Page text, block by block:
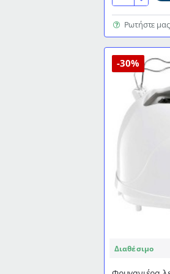
2
θέσεων
750W
LIFE
CRUNCHY
WHITE
Ρωτήστε μας
-30%
Διαθέσιμο